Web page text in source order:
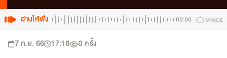
Thai PBS Kids
เรื่องราวดี ๆ สำหรับครอบครัว
View The World via The Voice
รับเรื่องร้องเรียน
อ่านให้ฟัง 00:00
7 ก.ย. 66 17:18 0 ครั้ง